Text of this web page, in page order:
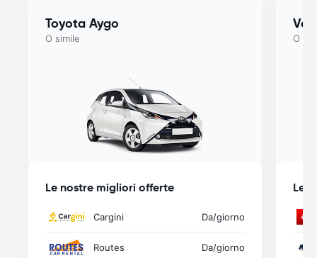
Toyota Aygo
O simile
Le nostre migliori offerte
Cargini Da/giorno
Routes Da/giorno
O
Le